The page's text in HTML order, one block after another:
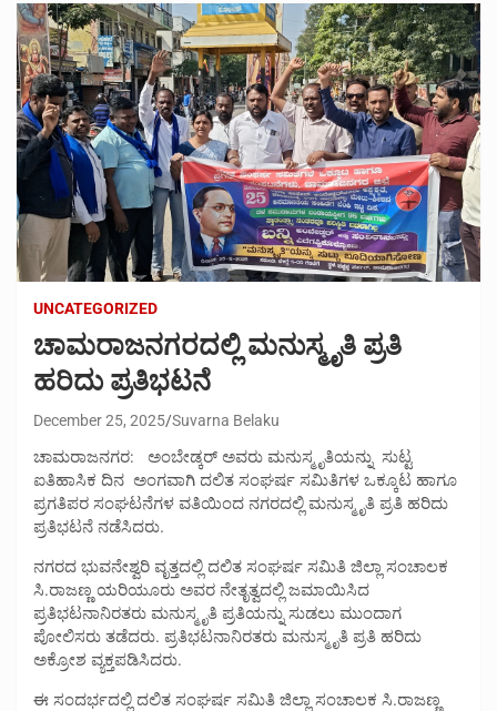
UNCATEGORIZED
ಚಾಮರಾಜನಗರದಲ್ಲಿ ಮನುಸ್ಮೃತಿ ಪ್ರತಿ
ಹರಿದು ಪ್ರತಿಭಟನೆ
December 25, 2025 Suvarna Belaku
ಚಾಮರಾಜನಗರ: ಅಂಬೇಡ್ಕರ್ ಅವರು ಮನುಸ್ಮೃತಿಯನ್ನು ಸುಟ್ಟ
ಐತಿಹಾಸಿಕ ದಿನ ಅಂಗವಾಗಿ ದಲಿತ ಸಂಘರ್ಷ ಸಮಿತಿಗಳ ಒಕ್ಕೂಟ ಹಾಗೂ
ಪ್ರಗತಿಪರ ಸಂಘಟನೆಗಳ ವತಿಯಿಂದ ನಗರದಲ್ಲಿ ಮನುಸ್ಮೃತಿ ಪ್ರತಿ ಹರಿದು
ಪ್ರತಿಭಟನೆ ನಡೆಸಿದರು.
ನಗರದ ಭುವನೇಶ್ವರಿ ವೃತ್ತದಲ್ಲಿ ದಲಿತ ಸಂಘರ್ಷ ಸಮಿತಿ ಜಿಲ್ಲಾ ಸಂಚಾಲಕ
ಸಿ.ರಾಜಣ್ಣ ಯರಿಯೂರು ಅವರ ನೇತೃತ್ವದಲ್ಲಿ ಜಮಾಯಿಸಿದ
ಪ್ರತಿಭಟನಾನಿರತರು ಮನುಸ್ಮೃತಿ ಪ್ರತಿಯನ್ನು‌ ಸುಡಲು ಮುಂದಾಗ
ಪೋಲಿಸರು ತಡೆದರು. ಪ್ರತಿಭಟನಾನಿರತರು ಮನುಸ್ಮೃತಿ ಪ್ರತಿ ಹರಿದು
ಅಕ್ರೋಶ ವ್ಯಕ್ತಪಡಿಸಿದರು.
ಈ ಸಂದರ್ಭದಲ್ಲಿ ದಲಿತ ಸಂಘರ್ಷ ಸಮಿತಿ ಜಿಲ್ಲಾ ಸಂಚಾಲಕ ಸಿ.ರಾಜಣ್ಣ